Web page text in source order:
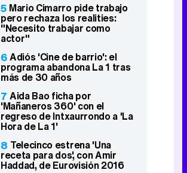
5 Mario Cimarro pide trabajo
pero rechaza los realities:
"Necesito trabajar como
actor"
6Adiós 'Cine de barrio': el
programa abandona La 1 tras
más de 30 años
7 Aida Bao ficha por
'Mañaneros 360' con el
regreso de Intxaurrondo a 'La
Hora de La 1'
8 Telecinco estrena 'Una
receta para dos', con Amir
Haddad, de Eurovisión 2016